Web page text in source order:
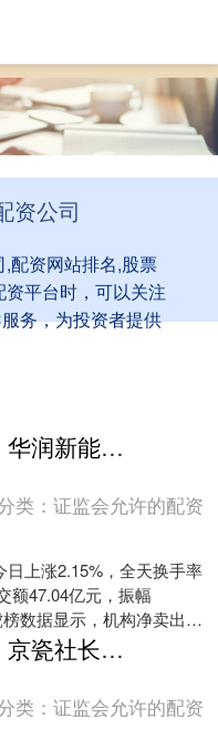
资公司
配资网站排名,股票
平台时，可以关注
务，为投资者提供
银泰证券 华润新能源7月28日龙虎榜数据
类：证监会允许的配资
日上涨2.15%，全天换手率
额47.04亿元，振幅
数据显示，机构净卖出
部席位合计净卖出
豪泰配资 京瓷社长：芯片制造零部件需求将增长至2030年
类：证监会允许的配资